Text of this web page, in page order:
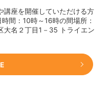
講座を開催していただける方
間：10時～16時の間場所：
大名２丁目1－35 トライエン